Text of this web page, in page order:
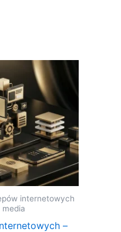
internetowych
media
–